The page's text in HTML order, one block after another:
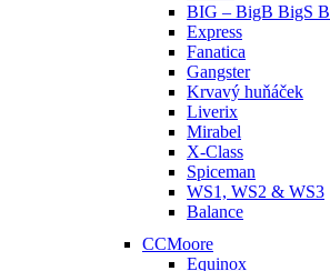
BIG – BigB BigS
Express
Fanatica
Gangster
Krvavý huňáček
Liverix
Mirabel
X-Class
Spiceman
WS1, WS2 & WS3
Balance
CCMoore
Equinox